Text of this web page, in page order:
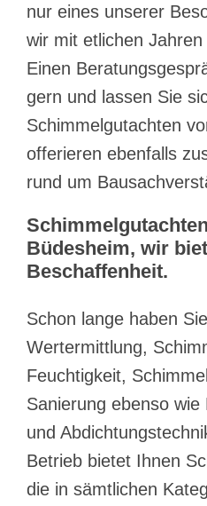
nur eines unserer
wir mit etlichen
Einen
gern und lassen Sie
Schimmelgutachten
offerieren ebenfalls
rund um
Büdesheim, wir
Beschaffenheit.
Schon lange haben
Wertermittlung,
Feuchtigkeit,
Sanierung ebenso
und
Betrieb bietet Ihnen
die in sämtlichen